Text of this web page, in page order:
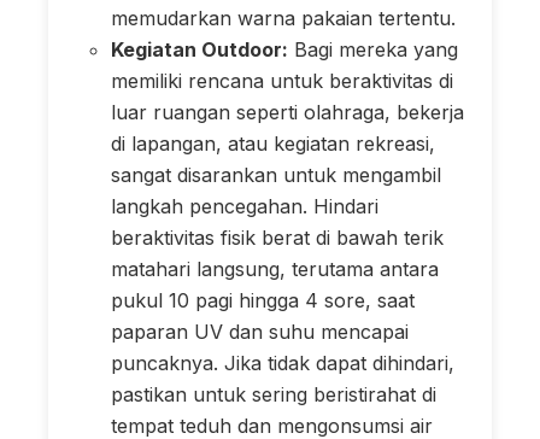
memudarkan warna pakaian tertentu.
Kegiatan Outdoor: Bagi mereka yang
memiliki rencana untuk beraktivitas di
luar ruangan seperti olahraga, bekerja
di lapangan, atau kegiatan rekreasi,
sangat disarankan untuk mengambil
langkah pencegahan. Hindari
beraktivitas fisik berat di bawah terik
matahari langsung, terutama antara
pukul 10 pagi hingga 4 sore, saat
paparan UV dan suhu mencapai
puncaknya. Jika tidak dapat dihindari,
pastikan untuk sering beristirahat di
tempat teduh dan mengonsumsi air